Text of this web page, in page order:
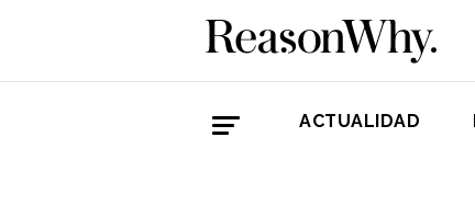
ACTUALIDAD